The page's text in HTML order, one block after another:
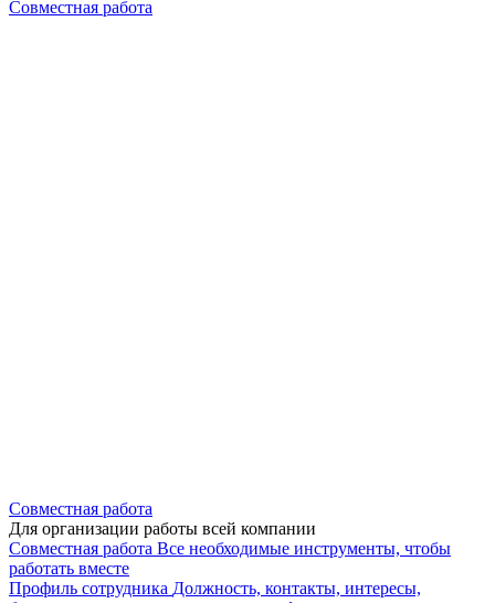
Совместная работа
Совместная работа
Для организации работы всей компании
Совместная работа Все необходимые инструменты, чтобы
работать вместе
Профиль сотрудника Должность, контакты, интересы,